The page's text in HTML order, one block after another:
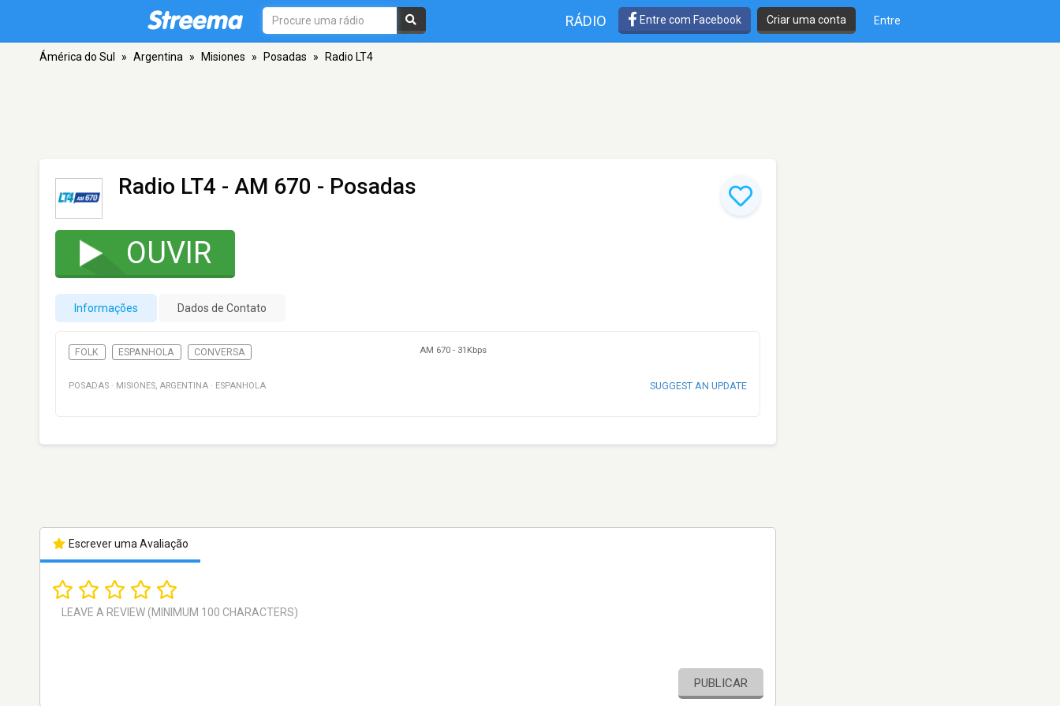
RÁDIO Entre com Facebook Criar uma conta Entre
Ámérica do Sul » Argentina » Misiones » Posadas » Radio LT4
Radio LT4 - AM 670 - Posadas
OUVIR
Informações Dados de Contato
FOLK ESPANHOLA CONVERSA AM 670 - 31Kbps
POSADAS · MISIONES, ARGENTINA · ESPANHOLA SUGGEST AN UPDATE
Escrever uma Avaliação
PUBLICAR